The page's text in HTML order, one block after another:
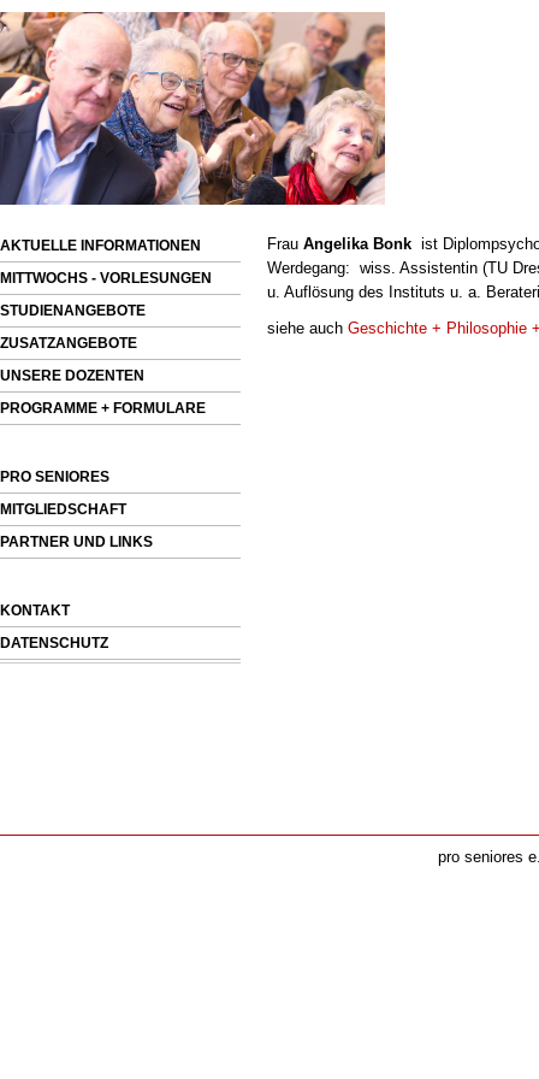
AKTUELLE INFORMATIONEN
MITTWOCHS - VORLESUNGEN
STUDIENANGEBOTE
ZUSATZANGEBOTE
UNSERE DOZENTEN
PROGRAMME + FORMULARE
PRO SENIORES
MITGLIEDSCHAFT
PARTNER UND LINKS
KONTAKT
DATENSCHUTZ
Frau Angelika Bonk ist
Werdegang: wiss. Assistentin (TU
u. Auflösung des Instituts u. a.
siehe auch Geschichte + Philosophie
pro seniores